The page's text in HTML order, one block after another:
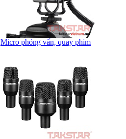
Micro phỏng vấn, quay phim